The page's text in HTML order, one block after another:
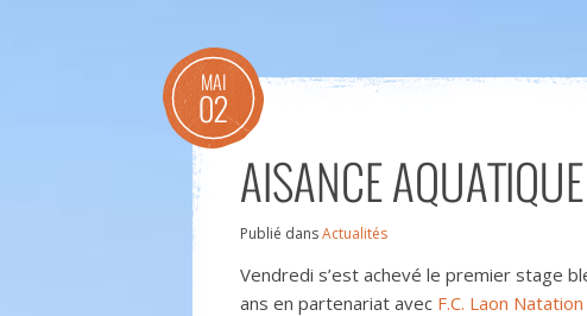
MAI
02
AISANCE AQUATIQUE
Publié dansActualités
Vendredi s’est achevé le premier stage
ans en partenariat avec F.C. Laon Natation